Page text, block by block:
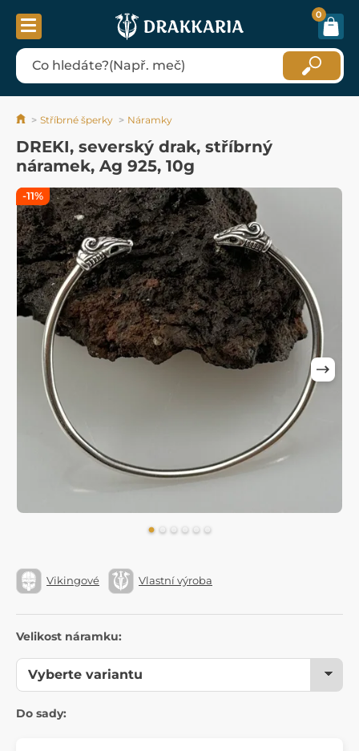
0
Stříbrné šperky Náramky
DREKI, severský drak, stříbrný
náramek, Ag 925, 10g
Vikingové Vlastní výroba
Velikost náramku:
Do sady:
-11%